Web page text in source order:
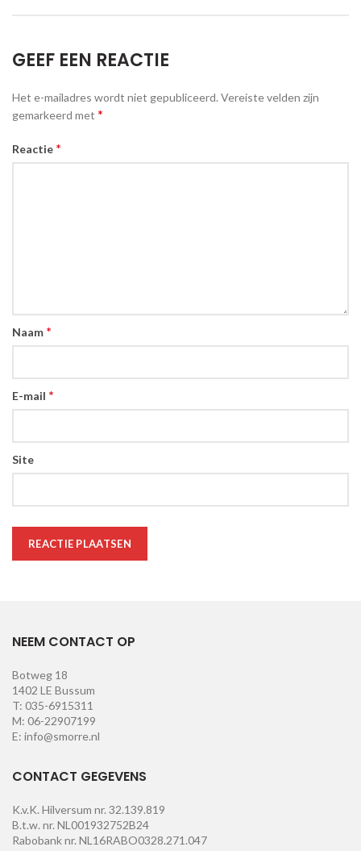
GEEF EEN REACTIE
Het e-mailadres wordt niet gepubliceerd.Vereiste velden zijn
gemarkeerd met *
Reactie *
Naam *
E-mail *
Site
NEEM CONTACT OP
Botweg 18
1402 LE Bussum
T: 035-6915311
M: 06-22907199
E: info@smorre.nl
CONTACT GEGEVENS
K.v.K. Hilversum nr. 32.139.819
B.t.w. nr. NL001932752B24
Rabobank nr. NL16RABO0328.271.047